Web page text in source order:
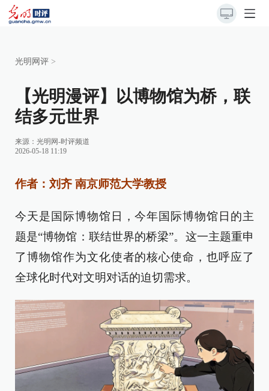
光明网评 >
【光明漫评】以博物馆为桥，联
结多元世界
来源： 光明网-时评频道
2026-05-18 11:19
作者：刘齐 南京师范大学教授
今天是国际博物馆日，今年国际博物馆日的主
题是“博物馆：联结世界的桥梁”。这一主题重申
了博物馆作为文化使者的核心使命，也呼应了
全球化时代对文明对话的迫切需求。